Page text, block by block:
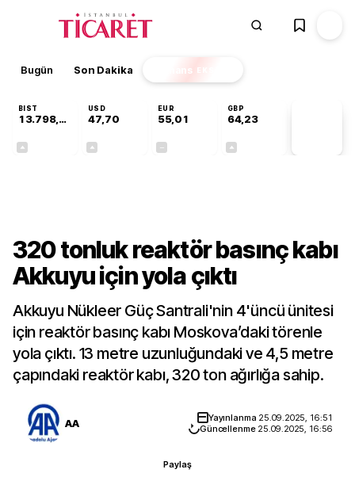
Bugün Son Dakika Finans EKSTRA
BIST
13.798,82
USD
47,70
EUR
55,01
GBP
64,23
320 tonluk reaktör basınç kabı
Akkuyu için yola çıktı
Akkuyu Nükleer Güç Santrali'nin 4'üncü ünitesi
için reaktör basınç kabı Moskova’daki törenle
yola çıktı. 13 metre uzunluğundaki ve 4,5 metre
çapındaki reaktör kabı, 320 ton ağırlığa sahip.
AA Yayınlanma 25.09.2025, 16:51
Güncellenme 25.09.2025, 16:56
Paylaş